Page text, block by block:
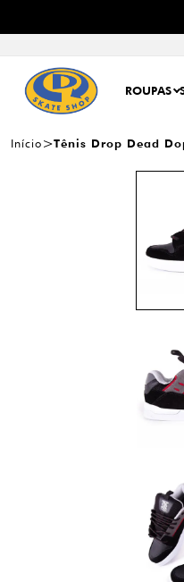
ROUPAS
Início Tênis Drop Dead